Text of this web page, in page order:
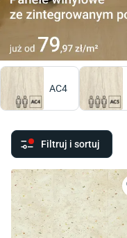
AC4
Filtruj i sortuj